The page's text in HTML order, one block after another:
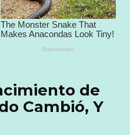
de
Cambió, Y